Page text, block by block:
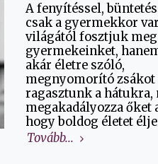
A fenyítéssel,
csak a gyermekkor
világától fosztjuk meg
gyermekeinket,
akár életre szóló,
megnyomorító zsákot
ragasztunk a hátukra,
megakadályozza őket
hogy boldog életet
Tovább...